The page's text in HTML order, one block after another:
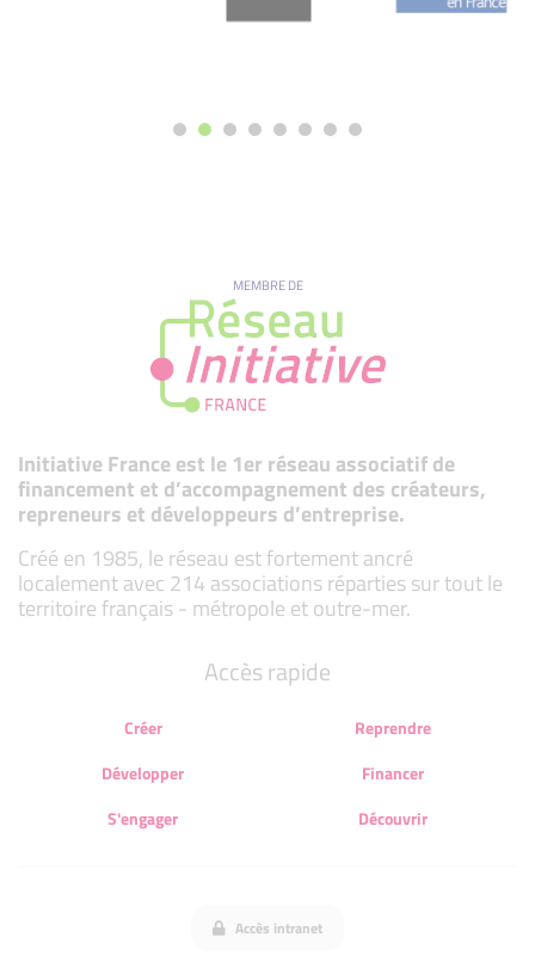
MEMBRE DE
Initiative France est le 1er réseau associatif de
financement et d’accompagnement des créateurs,
repreneurs et développeurs d’entreprise.
Créé en 1985, le réseau est fortement ancré
localement avec 214 associations réparties sur tout le
territoire français - métropole et outre-mer.
Accès rapide
Créer
Reprendre
Développer
Financer
S'engager
Découvrir
Accès intranet